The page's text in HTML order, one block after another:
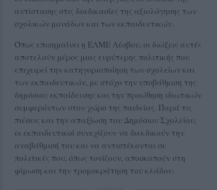
αντίστασης στις διαδικασίες της αξιολόγησης των
σχολικών μονάδων και των εκπαιδευτικών.
Όπως επισημαίνει η ΕΛΜΕ Λέσβου, οι διώξεις αυτές
αποτελούν μέρος μιας ευρύτερης πολιτικής που
επιχειρεί την κατηγοριοποίηση των σχολείων και
των εκπαιδευτικών, με στόχο την υποβάθμιση της
δημόσιας εκπαίδευσης και την προώθηση ιδιωτικών
συμφερόντων στον χώρο της παιδείας. Παρά τις
πιέσεις και την απαξίωση του Δημόσιου Σχολείου,
οι εκπαιδευτικοί συνεχίζουν να διεκδικούν την
αναβάθμισή του και να αντιστέκονται σε
πολιτικές που, όπως τονίζουν, αποσκοπούν στη
φίμωση και την τρομοκράτηση του κλάδου.